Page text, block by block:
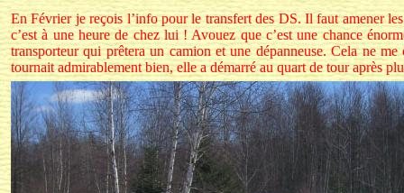
En Février je reçois l’info pour le transfert des DS. Il faut amener
c’est à une heure de chez lui ! Avouez que c’est une chance
transporteur qui prêtera un camion et une dépanneuse. Cela ne
tournait admirablement bien, elle a démarré au quart de tour après